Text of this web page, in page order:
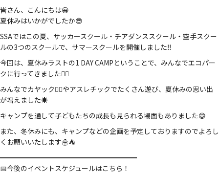
皆さん、こんにちは😀
夏休みはいかがでしたか😎
SSAではこの夏、サッカースクール・チアダンススクール・空手スクー
ルの3つのスクールで、サマースクールを開催しました‼️
今回は、夏休みラストの1 DAY CAMPということで、みんなでエコパー
クに行ってきました🚣‍♂️
みんなでカヤック🚣‍♂️やアスレチックでたくさん遊び、夏休みの思い出
が増えました☀️
キャンプを通して子どもたちの成長も見られる場面もありました😄
また、冬休みにも、キャンプなどの企画を予定しておりますのでよろし
くお願いいたします☃️⛺
━━━━━━━━━━━━━━━━━━━━
📅今後のイベントスケジュールはこちら！